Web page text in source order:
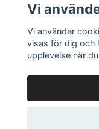
Sociala medier
Vi
Vi använder
visas för dig och
upplevelse när